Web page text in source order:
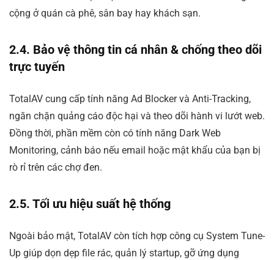
cộng ở quán cà phê, sân bay hay khách sạn.
2.4. Bảo vệ thông tin cá nhân & chống theo dõi
trực tuyến
TotalAV cung cấp tính năng Ad Blocker và Anti-Tracking,
ngăn chặn quảng cáo độc hại và theo dõi hành vi lướt web.
Đồng thời, phần mềm còn có tính năng Dark Web
Monitoring, cảnh báo nếu email hoặc mật khẩu của bạn bị
rò rỉ trên các chợ đen.
2.5. Tối ưu hiệu suất hệ thống
Ngoài bảo mật, TotalAV còn tích hợp công cụ System Tune-
Up giúp dọn dẹp file rác, quản lý startup, gỡ ứng dụng